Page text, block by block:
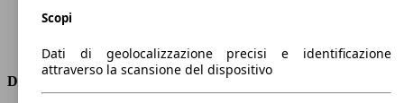
Trasmissione
Dimensioni
Scopi
Dati di geolocalizzazione precisi e identificazione
attraverso la scansione del dispositivo